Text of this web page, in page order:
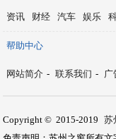
资讯 财经 汽车 娱乐
帮助中心
网站简介 - 联系我们 - 广
Copyright © 2015-2019 苏